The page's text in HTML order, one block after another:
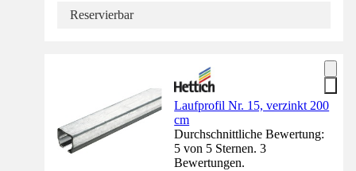
Reservierbar
Laufprofil Nr. 15, verzinkt 200
cm
Durchschnittliche Bewertung:
5 von 5 Sternen. 3
Bewertungen.